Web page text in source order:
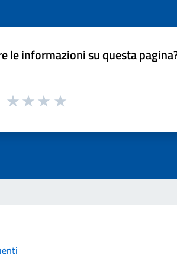
le informazioni su questa